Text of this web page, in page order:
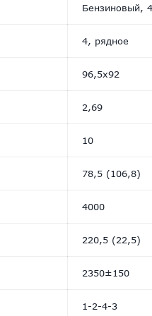
Бензиновый,
4, рядное
96,5х92
2,69
10
78,5 (106,8)
4000
220,5 (22,5)
2350±150
1-2-4-3